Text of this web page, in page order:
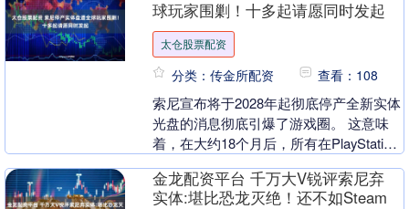
球玩家围剿！十多起请愿同时发起
太仓股票配资
分类：传金所配资 查看：108
索尼宣布将于2028年起彻底停产全新实体
光盘的消息彻底引爆了游戏圈。 这意味
着，在大约18个月后，所有在PlayStation
金龙配资平台 千万大V锐评索尼弃
实体:堪比恐龙灭绝！还不如Steam